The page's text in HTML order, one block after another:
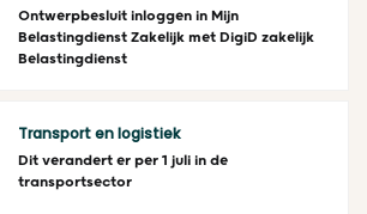
Ontwerpbesluit inloggen in Mijn
Belastingdienst Zakelijk met DigiD zakelijk
Belastingdienst
Transport en logistiek
Dit verandert er per 1 juli in de
transportsector